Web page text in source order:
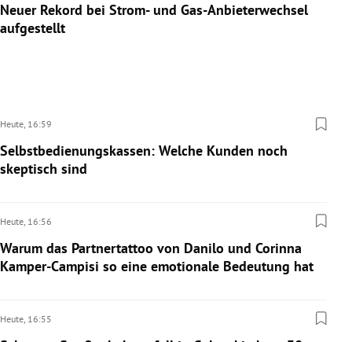
Neuer Rekord bei Strom- und Gas-Anbieterwechsel
aufgestellt
Heute, 16:59
Selbstbedienungskassen: Welche Kunden noch
skeptisch sind
Heute, 16:56
Warum das Partnertattoo von Danilo und Corinna
Kamper-Campisi so eine emotionale Bedeutung hat
Heute, 16:55